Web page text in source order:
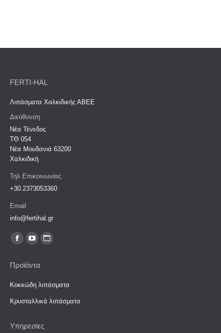
FERTI-HAL
Λιπάσματα Χαλκιδικής ΑΒΕΕ
Διεύθυνση
Νέα Τένεδος
ΤΘ 054
Νέα Μουδανιά 63200‎
Χαλκιδική
Τηλ Επικοινωνίας
+30.2373053360
Email
info@fertihal.gr
Find us on:
Facebook
opens
in
YouTube
opens
in
Website
in
Προϊόντα
Κοκκώδη λιπάσματα
Κρυσταλλικά λιπάσματα
Υπηρεσίες